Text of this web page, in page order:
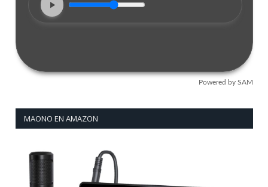
MAONO EN AMAZON